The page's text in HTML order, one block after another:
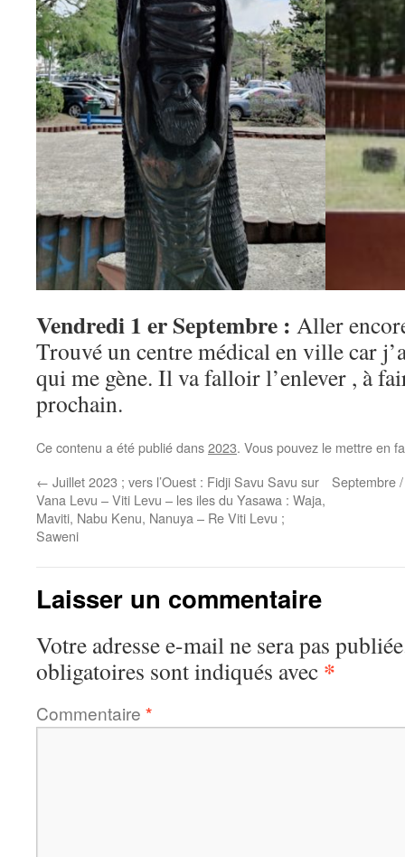
Vendredi 1 er Septembre : Aller
Trouvé un centre médical en ville car
qui me gène. Il va falloir l’enlever , à
prochain.
Ce contenu a été publié dans2023. Vous pouvez le mettre en
← Juillet 2023 ; vers l’Ouest : Fidji Savu Savu sur
Vana Levu – Viti Levu – les iles du Yasawa : Waja,
Maviti, Nabu Kenu, Nanuya – Re Viti Levu ;
Saweni
Septembre
Laisser un commentaire
Votre adresse e-mail ne sera pas
obligatoires sont indiqués avec *
Commentaire *